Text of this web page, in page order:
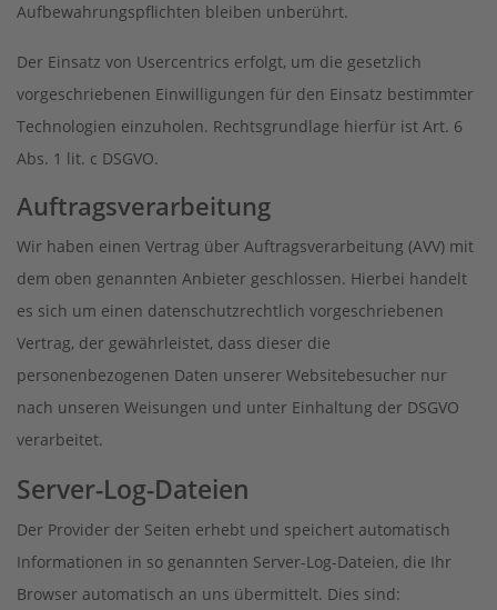
Aufbewahrungspflichten bleiben unberührt.
Der Einsatz von Usercentrics erfolgt, um die gesetzlich
vorgeschriebenen Einwilligungen für den Einsatz bestimmter
Technologien einzuholen. Rechtsgrundlage hierfür ist Art. 6
Abs. 1 lit. c DSGVO.
Auftragsverarbeitung
Wir haben einen Vertrag über Auftragsverarbeitung (AVV) mit
dem oben genannten Anbieter geschlossen. Hierbei handelt
es sich um einen datenschutzrechtlich vorgeschriebenen
Vertrag, der gewährleistet, dass dieser die
personenbezogenen Daten unserer Websitebesucher nur
nach unseren Weisungen und unter Einhaltung der DSGVO
verarbeitet.
Server-Log-Dateien
Der Provider der Seiten erhebt und speichert automatisch
Informationen in so genannten Server-Log-Dateien, die Ihr
Browser automatisch an uns übermittelt. Dies sind: